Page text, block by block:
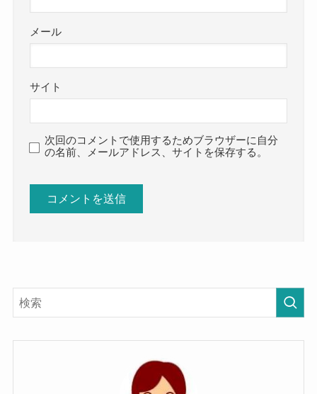
メール
サイト
次回のコメントで使用するためブラウザーに自分
の名前、メールアドレス、サイトを保存する。